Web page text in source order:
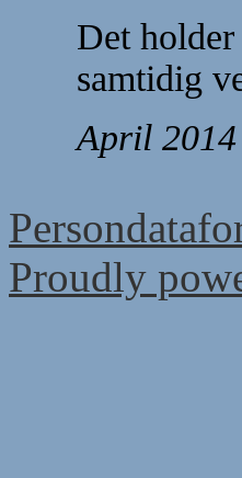
Det
samtidig
April
Proudly